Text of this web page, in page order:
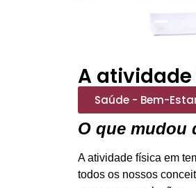
A
Saúde - Bem-
O que mudou
A atividade física em
todos os nossos